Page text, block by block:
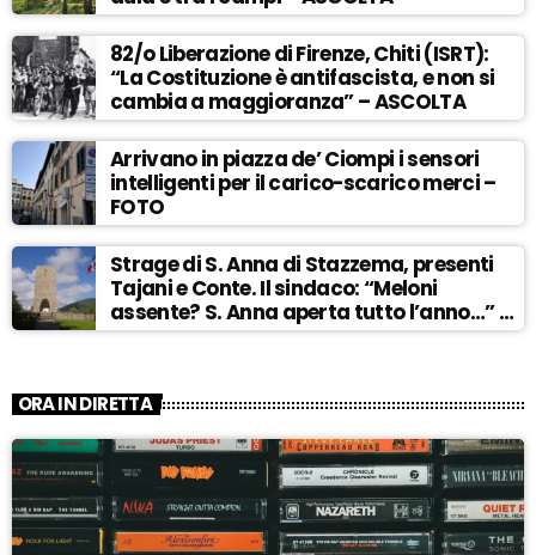
82/o Liberazione di Firenze, Chiti (ISRT):
“La Costituzione è antifascista, e non si
cambia a maggioranza” – ASCOLTA
Arrivano in piazza de’ Ciompi i sensori
intelligenti per il carico-scarico merci –
FOTO
Strage di S. Anna di Stazzema, presenti
Tajani e Conte. Il sindaco: “Meloni
assente? S. Anna aperta tutto l’anno…” –
ASCOLTA
ORA IN DIRETTA